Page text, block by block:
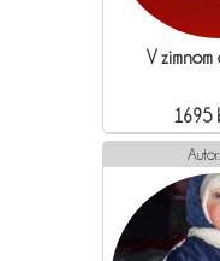
V zimnom
1695